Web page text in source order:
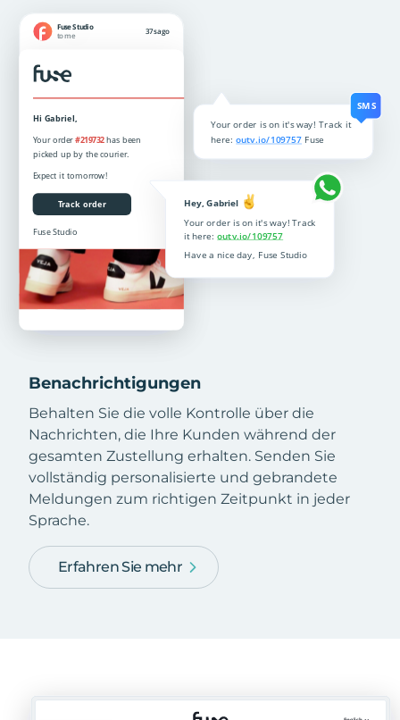
Benachrichtigungen
Behalten Sie die volle Kontrolle über die
Nachrichten, die Ihre Kunden während der
gesamten Zustellung erhalten. Senden Sie
vollständig personalisierte und gebrandete
Meldungen zum richtigen Zeitpunkt in jeder
Sprache.
Erfahren Sie mehr